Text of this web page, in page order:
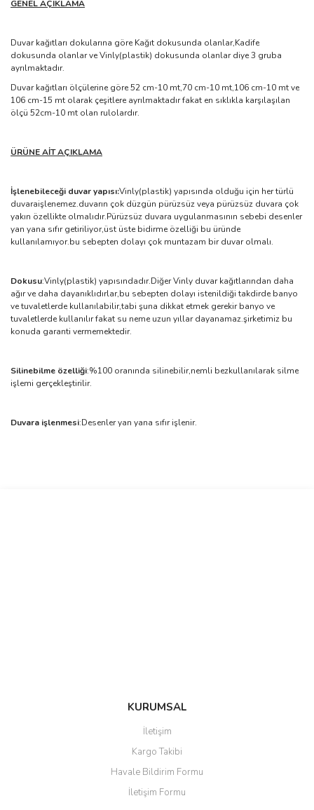
GENEL AÇIKLAMA
Duvar kağıtları dokularına göre Kağıt dokusunda olanlar,Kadife
dokusunda olanlar ve Vinly(plastik) dokusunda olanlar diye 3 gruba
ayrılmaktadır.
Duvar kağıtları ölçülerine göre 52 cm-10 mt,70 cm-10 mt,106 cm-10 mt ve
106 cm-15 mt olarak çeşitlere ayrılmaktadır fakat en sıklıkla karşılaşılan
ölçü 52cm-10 mt olan rulolardır.
ÜRÜNE AİT AÇIKLAMA
İşlenebileceği duvar yapısı:Vinly(plastik) yapısında olduğu için her türlü
duvaraişlenemez.duvarın çok düzgün pürüzsüz veya pürüzsüz duvara çok
yakın özellikte olmalıdır.Pürüzsüz duvara uygulanmasının sebebi desenler
yan yana sıfır getiriliyor,üst üste bidirme özelliği bu üründe
kullanılamıyor.bu sebepten dolayı çok muntazam bir duvar olmalı.
Dokusu:Vinly(plastik) yapısındadır.Diğer Vinly duvar kağıtlarından daha
ağır ve daha dayanıklıdırlar,bu sebepten dolayı istenildiği takdirde banyo
ve tuvaletlerde kullanılabilir,tabi şuna dikkat etmek gerekir banyo ve
tuvaletlerde kullanılır fakat su neme uzun yıllar dayanamaz.şirketimiz bu
konuda garanti vermemektedir.
Silinebilme özelliği:%100 oranında silinebilir,nemli bezkullanılarak silme
işlemi gerçekleştirilir.
Duvara işlenmesi:Desenler yan yana sıfır işlenir.
Gönder
KURUMSAL
İletişim
Kargo Takibi
Havale Bildirim Formu
İletişim Formu